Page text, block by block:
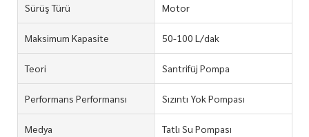
Sürüş Türü Motor
Maksimum Kapasite 50-100 L/dak
Teori Santrifüj Pompa
Performans Performansı Sızıntı Yok Pompası
Medya Tatlı Su Pompası